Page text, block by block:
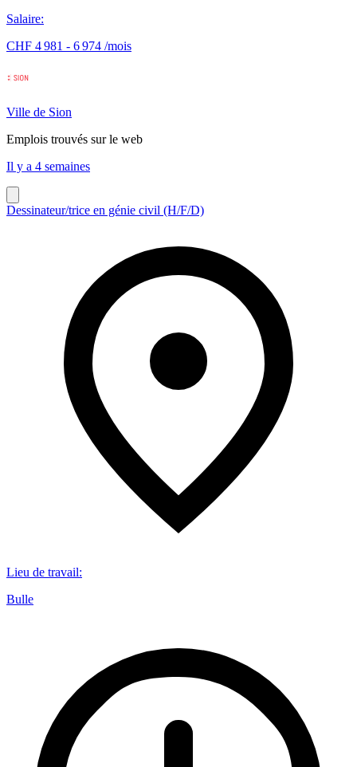
Salaire:
CHF 4 981 - 6 974 /mois
Ville de Sion
Emplois trouvés sur le web
Il y a 4 semaines
Dessinateur/trice en génie civil (H/F/D)
Lieu de travail:
Bulle